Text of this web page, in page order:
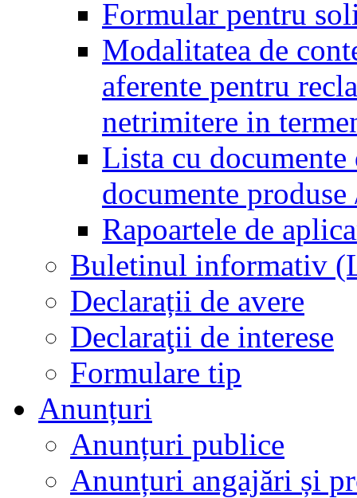
Formular pentru
Modalitatea de
aferente pentru
netrimitere in
Lista cu
documente
Rapoartele de
Buletinul informativ
Declarații de avere
Declaraţii de interese
Formulare tip
Anunțuri
Anunțuri publice
Anunțuri angajări și